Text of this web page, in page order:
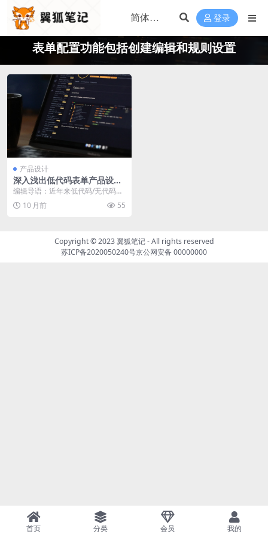
登录
表单配置功能包括创建编辑和规则设置
产品设计
深入浅出低代码表单产品设计
（1）
编辑导语：近年来低代码/无代码的
概念很火，它可以让技术、运营同
学通过少量甚至无代...
10 月前 55
Copyright © 2023翼狐笔记- All rights reserved
苏ICP备2020050240号京公网安备 00000000
首页 分类 会员 我的